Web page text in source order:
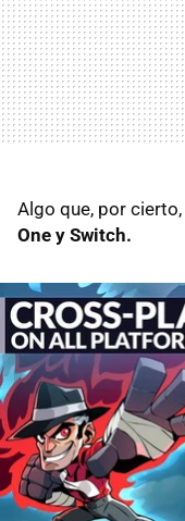
Algo que, por cierto,
One y Switch.